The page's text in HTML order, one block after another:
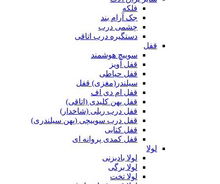
فلکه
جک آرام بند
چشمی درب
دستگیره درب اتاقی
قفل
سوییچ هوشمند
قفل آویز
قفل حیاطی
سیلندر(مغزی) قفل
قفل ام دی اف
قفل پهن کلیدی (اتاقی)
قفل درب ریلی (شاخدار)
قفل درب سوییچی (پهن سیلندری)
قفل کتابی
قفل کمدی پروانه ای
لولا
لولا بادبزنی
لولا برگی
لولا تخت